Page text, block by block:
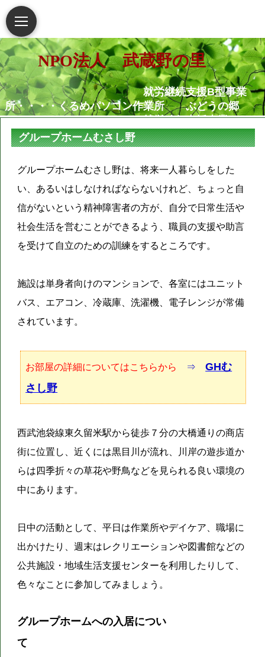
NPO法人 武蔵野の里
就労継続支援B型事業
所・・・・くるめパソコン作業所 ぶどうの郷
就労移行支援事業
所・・・・・・くるめパソコン作業所
相談支援センター武蔵野
の里
グループホームむさし野
就労定着支援センターつ
ぐみ
障害がある人もない人も共に生き
られる地域社会の実現を願っています
グループホームむさし野
グループホームむさし野は、将来一人暮らしをした
い、あるいはしなければならないけれど、ちょっと自
信がないという精神障害者の方が、自分で日常生活や
社会生活を営むことができるよう、職員の支援や助言
を受けて自立のための訓練をするところです。
施設は単身者向けのマンションで、各室にはユニット
バス、エアコン、冷蔵庫、洗濯機、電子レンジが常備
されています。
お部屋の詳細についてはこちらから ⇒
GHむ
さし野
西武池袋線東久留米駅から徒歩７分の大橋通りの商店
街に位置し、近くには黒目川が流れ、川岸の遊歩道か
らは四季折々の草花や野鳥などを見られる良い環境の
中にあります。
日中の活動として、平日は作業所やデイケア、職場に
出かけたり、週末はレクリエーションや図書館などの
公共施設・地域生活支援センターを利用したりして、
色々なことに参加してみましょう。
グループホームへの入居につい
て